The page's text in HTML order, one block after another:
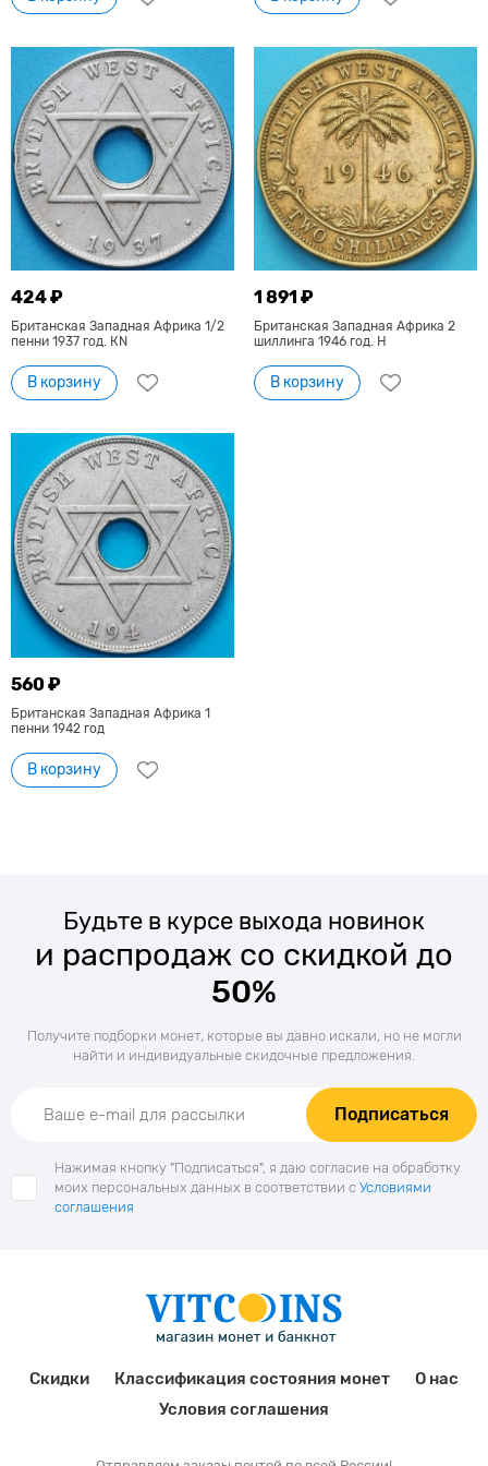
424 ₽
Британская Западная Африка 1/2
пенни 1937 год. КN
В корзину
1 891 ₽
Британская Западная Африка 2
шиллинга 1946 год. H
В корзину
560 ₽
Британская Западная Африка 1
пенни 1942 год
В корзину
Будьте в курсе выхода новинок
и распродаж со скидкой до
50%
Получите подборки монет, которые вы давно искали, но не могли
найти и индивидуальные скидочные предложения.
Подписаться
Нажимая кнопку "Подписаться", я даю согласие на обработку
моих персональных данных в соответствии с Условиями
соглашения
Скидки Классификация состояния монет
О нас
Условия соглашения